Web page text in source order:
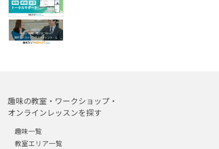
趣味の教室・ワークショップ・
オンラインレッスンを探す
趣味一覧
教室エリア一覧